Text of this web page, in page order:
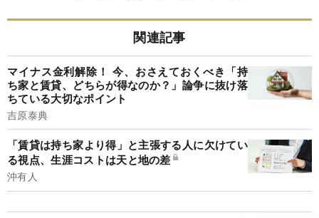
関連記事
マイナス金利解除！ 今、おさえておくべき「持
ち家と賃貸、どちらが得なのか？」論争に抜け落
ちている大切なポイント
吉原泰典
「賃貸は持ち家より得」と主張する人に欠けてい
る視点、生涯コストは天と地の差
沖有人